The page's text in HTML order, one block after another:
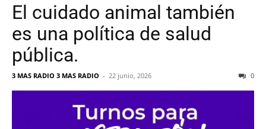
El cuidado animal también
es una política de salud
pública.
3 MAS RADIO 3 MAS RADIO - 22 junio, 2026 0